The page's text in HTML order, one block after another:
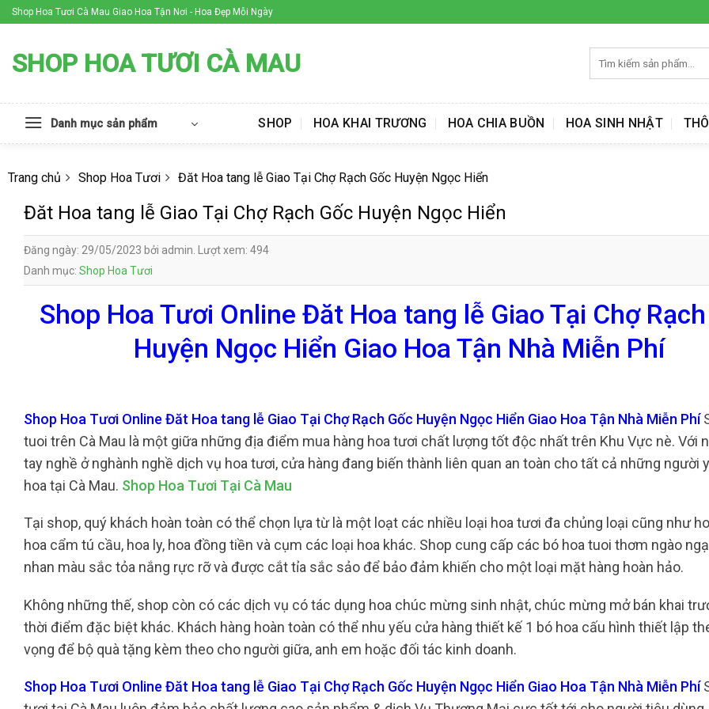
Skip
to
Shop Hoa Tươi Cà Mau Giao Hoa Tận Nơi - Hoa Đẹp Mỗi Ngày
SHOP HOA TƯƠI CÀ MAU
kiếm:
Danh mục sản phẩm SHOP HOA KHAI TRƯƠNG HOA CHIA BUỒN HOA SINH NHẬT
Trang chủ Shop Hoa Tươi Đăt Hoa tang lễ Giao Tại Chợ Rạch Gốc Huyện Ngọc Hiển
Đăt Hoa tang lễ Giao Tại Chợ Rạch Gốc Huyện Ngọc Hiển
Đăng ngày: 29/05/2023 bởi admin. Lượt xem: 494
Danh mục: Shop Hoa Tươi
Shop Hoa Tươi Online Đăt Hoa tang lễ Giao Tại Chợ
Huyện Ngọc Hiển Giao Hoa Tận Nhà Miễn Phí
Shop Hoa Tươi Online Đăt Hoa tang lễ Giao Tại Chợ Rạch Gốc Huyện Ngọc Hiển Giao Hoa Tận Nhà Miễn Phí
tuoi trên Cà Mau là một giữa những địa điểm mua hàng hoa tươi chất lượng tốt độc nhất trên Khu Vực nè. Với
tay nghề ở nghành nghề dịch vụ hoa tươi, cửa hàng đang biến thành liên quan an toàn cho tất cả những người
hoa tại Cà Mau. Shop Hoa Tươi Tại Cà Mau
Tại shop, quý khách hoàn toàn có thể chọn lựa từ là một loạt các nhiều loại hoa tươi đa chủng loại cũng như
hoa cẩm tú cầu, hoa ly, hoa đồng tiền và cụm các loại hoa khác. Shop cung cấp các bó hoa tuoi thơm ngào
nhan màu sắc tỏa nắng rực rỡ và được cắt tỉa sắc sảo để bảo đảm khiến cho một loại mặt hàng hoàn hảo.
Không những thế, shop còn có các dịch vụ có tác dụng hoa chúc mừng sinh nhật, chúc mừng mở bán khai
thời điểm đặc biệt khác. Khách hàng hoàn toàn có thể nhu yếu cửa hàng thiết kế 1 bó hoa cấu hình thiết lập
vọng để bộ quà tặng kèm theo cho người giữa, anh em hoặc đối tác kinh doanh.
Shop Hoa Tươi Online Đăt Hoa tang lễ Giao Tại Chợ Rạch Gốc Huyện Ngọc Hiển Giao Hoa Tận Nhà Miễn Phí